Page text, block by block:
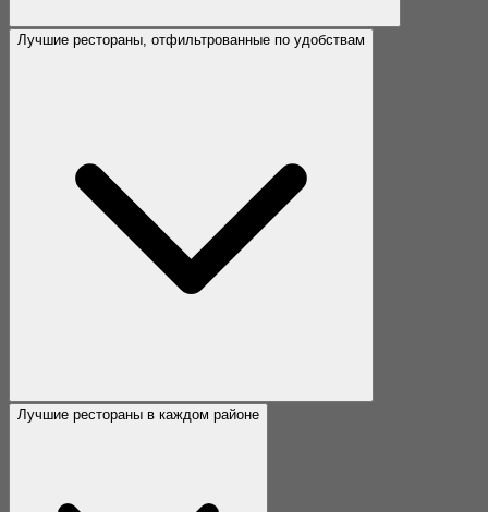
Лучшие рестораны, отфильтрованные по удобствам
Лучшие рестораны в каждом районе